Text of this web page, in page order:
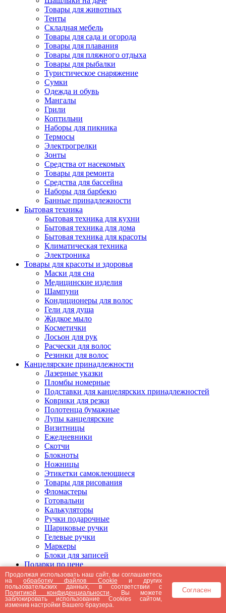
Товары для животных
Тенты
Складная мебель
Товары для сада и огорода
Товары для плавания
Товары для пляжного отдыха
Товары для рыбалки
Туристическое снаряжение
Сумки
Одежда и обувь
Мангалы
Грили
Коптильни
Наборы для пикника
Термосы
Электрогрелки
Зонты
Средства от насекомых
Товары для ремонта
Средства для бассейна
Наборы для барбекю
Банные принадлежности
Бытовая техника
Бытовая техника для кухни
Бытовая техника для дома
Бытовая техника для красоты
Климатическая техника
Электроника
Товары для красоты и здоровья
Маски для сна
Медицинские изделия
Шампуни
Кондиционеры для волос
Гели для душа
Жидкое мыло
Косметички
Лосьон для рук
Расчески для волос
Резинки для волос
Канцелярские принадлежности
Лазерные указки
Пломбы номерные
Подставки для канцелярских принадлежностей
Коврики для резки
Полотенца бумажные
Лупы канцелярские
Визитницы
Ежедневники
Скотчи
Блокноты
Ножницы
Этикетки самоклеющиеся
Товары для рисования
Фломастеры
Готовальни
Калькуляторы
Ручки подарочные
Шариковые ручки
Гелевые ручки
Маркеры
Блоки для записей
Подарки по цене
Подарки от 5000 рублей
Подарки до 5000 рублей
Подарки до 3000 рублей
Подарки до 2000 рублей
Подарки до 1000 рублей
Продолжая использовать наш сайт, вы соглашаетесь
наобработку файлов Cookie и других
пользовательских данных, в соответствии с
Политикой конфиденциальности . Вы можете
заблокировать использование Cookies сайтом,
изменив настройки Вашего браузера.
Согласен